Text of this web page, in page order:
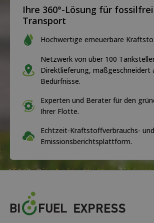
Ihre 360°-Lösung für
Transport
Hochwertige erneuerbare
Netzwerk von über 100
Direktlieferung, maßgeschneidert
Bedürfnisse.
Experten und Berater für den
Ihrer Flotte.
Echtzeit-Kraftstoffverbrauchs-
Emissionsberichtsplattform.